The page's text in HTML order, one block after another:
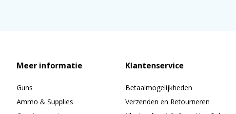
Meer informatie
Guns
Ammo & Supplies
Klantenservice
Betaalmogelijkheden
Verzenden en Retourneren